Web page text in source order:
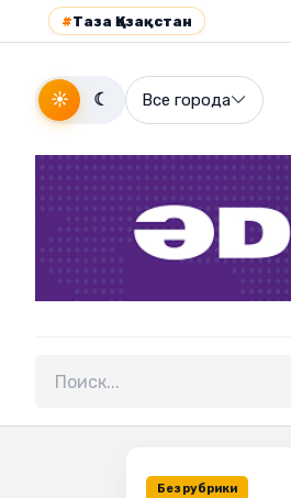
#Таза Қазақстан
☀ ☾ Все города
Поиск по сайту
Без рубрики